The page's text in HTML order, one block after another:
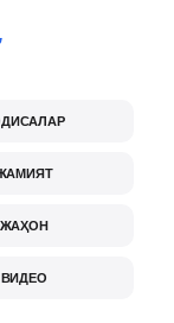
ЖАҲОН
ВИДЕО